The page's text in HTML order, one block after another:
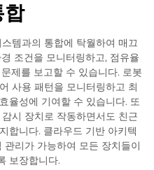
합
템과의 통합에 탁월하여 매끄
조건을 모니터링하고, 점유율
제를 보고할 수 있습니다. 로봇
사용 패턴을 모니터링하고 최
율성에 기여할 수 있습니다. 또
시 장치로 작동하면서도 친근
합니다. 클라우드 기반 아키텍
리가 가능하여 모든 장치들이
보장합니다.